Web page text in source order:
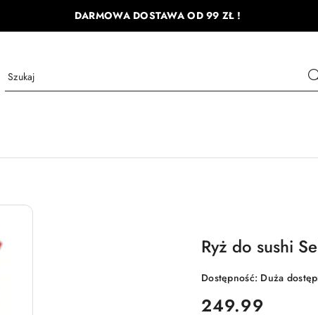
DARMOWA DOSTAWA OD 99 ZŁ !
Ryż do sushi
Dostępność: Duża
cena:
249.99